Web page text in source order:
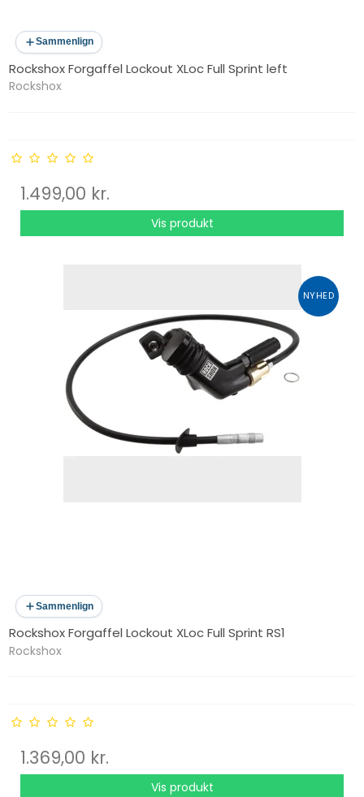
Sammenlign
Rockshox Forgaffel Lockout XLoc Full Sprint left
Rockshox
1.499,00 kr.
Vis produkt
NYHED
Sammenlign
Rockshox Forgaffel Lockout XLoc Full Sprint RS1
Rockshox
1.369,00 kr.
Vis produkt